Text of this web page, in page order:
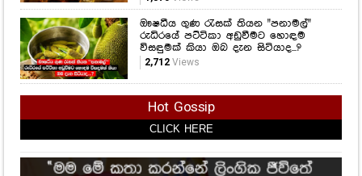
ඖෂධීය ගුණ රැසක් තියන "පනාමල්"
රුධිරයේ පට්ටිකා අඩුවීමට හොඳම
විසඳුමක් කියා ඔබ දැන සිටියාද...?
2,712Views
Hot Gossip
CLICK HERE